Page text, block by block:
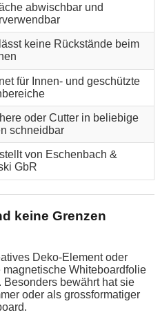
abwischbar und
keine Rückstände beim
für Innen- und geschützte
oder Cutter in beliebige
schneidbar
von Eschenbach &
GbR
keine Grenzen
Deko-Element oder
Whiteboardfolie
Besonders bewährt hat sie
oder als grossformatiger